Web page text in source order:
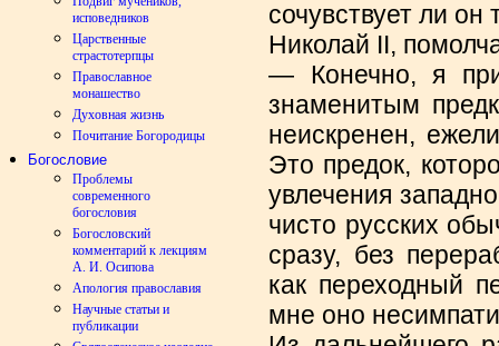
исповедников
Царственные
страстотерпцы
Православное
монашество
Духовная жизнь
Почитание Богородицы
Богословие
Проблемы
современного
богословия
Богословский
комментарий к лекциям
А. И. Осипова
Апология православия
Научные статьи и
публикации
сочувствует ли
Николай II,
— Конечно, я
знаменитым
неискренен,
Это предок,
увлечения
чисто русских
сразу, без
как переходный
мне оно